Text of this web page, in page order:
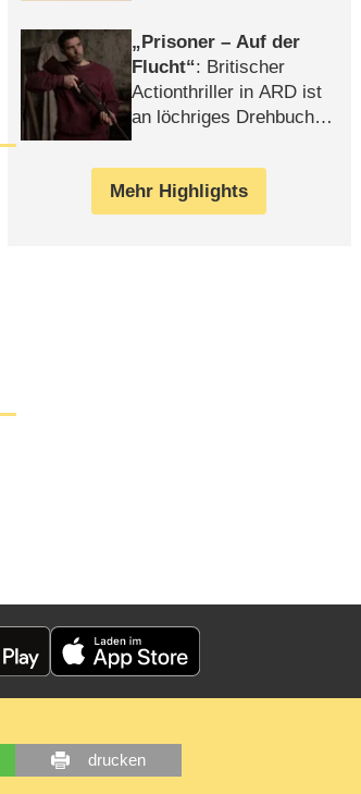
Prisoner – Auf der
Flucht : Britischer
Actionthriller in ARD ist
an löchriges Drehbuch
Mehr Highlights
drucken